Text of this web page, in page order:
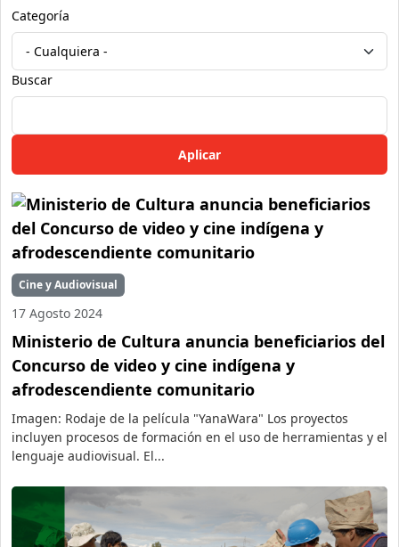
Categoría
Buscar
Cine y Audiovisual
17 Agosto 2024
Ministerio de Cultura anuncia beneficiarios del
Concurso de video y cine indígena y
afrodescendiente comunitario
Imagen: Rodaje de la película "YanaWara" Los proyectos
incluyen procesos de formación en el uso de herramientas y el
lenguaje audiovisual. El...